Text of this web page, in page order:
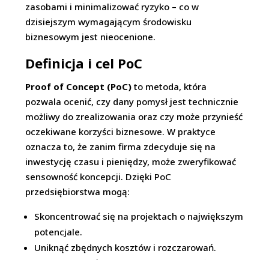
zasobami i minimalizować ryzyko – co w
dzisiejszym wymagającym środowisku
biznesowym jest nieocenione.
Definicja i cel PoC
Proof of Concept (PoC) to metoda, która
pozwala ocenić, czy dany pomysł jest technicznie
możliwy do zrealizowania oraz czy może przynieść
oczekiwane korzyści biznesowe. W praktyce
oznacza to, że zanim firma zdecyduje się na
inwestycję czasu i pieniędzy, może zweryfikować
sensowność koncepcji. Dzięki PoC
przedsiębiorstwa mogą:
Skoncentrować się na projektach o największym
potencjale.
Uniknąć zbędnych kosztów i rozczarowań.